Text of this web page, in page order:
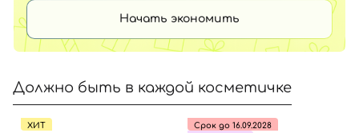
Начать экономить
Должно быть в каждой косметичке
ХИТ
Срок до 16.09.2028